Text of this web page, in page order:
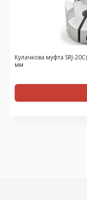
Кулачкова муфта SRJ-
мм